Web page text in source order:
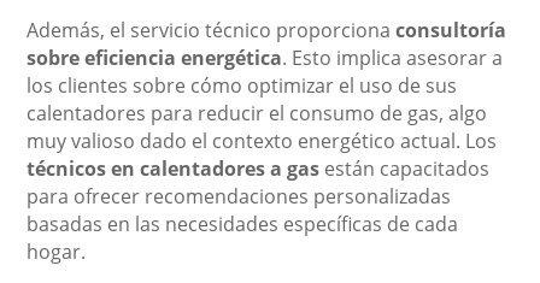
Además, el servicio técnico proporcionaconsultoría
sobre eficiencia energética. Esto implica asesorar a
los clientes sobre cómo optimizar el uso de sus
calentadores para reducir el consumo de gas, algo
muy valioso dado el contexto energético actual. Los
técnicos en calentadores a gas están capacitados
para ofrecer recomendaciones personalizadas
basadas en las necesidades específicas de cada
hogar.